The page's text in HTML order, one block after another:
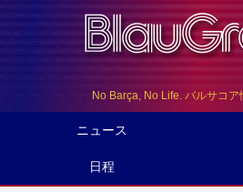
No Barça, No Life. バルサコア
ニュース
日程